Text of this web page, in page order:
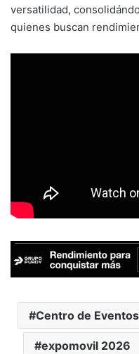
versatilidad,
quienes buscan
Centro de
expomovil 2026